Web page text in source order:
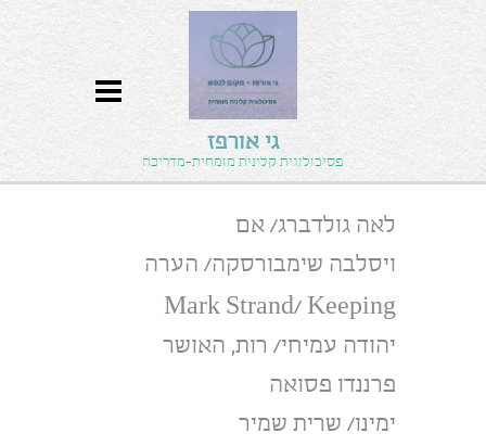
גי אורפז
פסיכולוגית קלינית מומחית-מדריכה
לאה גולדברג/ אם
ויסלבה שימבורסקה/ הערה
Mark Strand/ Keeping
יהודה עמיחי/ רות, האושר
פרננדו פסואה
ימינו/ שרית שמיר